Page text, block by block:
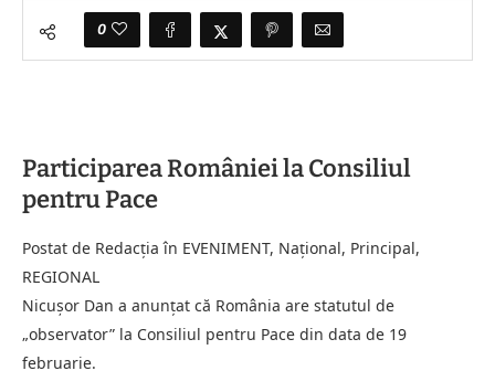
0
Participarea României la Consiliul
pentru Pace
Postat de Redacția în EVENIMENT, Național, Principal,
REGIONAL
Nicușor Dan a anunțat că România are statutul de
„observator” la Consiliul pentru Pace din data de 19
februarie.